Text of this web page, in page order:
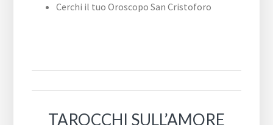
Cerchi il tuo Oroscopo San Cristoforo
TAROCCHI SULL’AMORE